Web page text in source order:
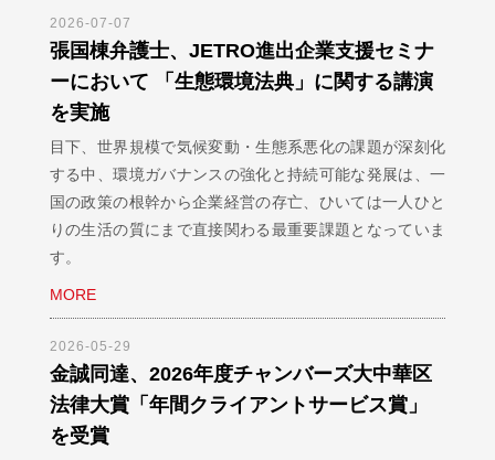
2026-07-07
張国棟弁護士、JETRO進出企業支援セミナ
ーにおいて 「生態環境法典」に関する講演
を実施
目下、世界規模で気候変動・生態系悪化の課題が深刻化
する中、環境ガバナンスの強化と持続可能な発展は、一
国の政策の根幹から企業経営の存亡、ひいては一人ひと
りの生活の質にまで直接関わる最重要課題となっていま
す。
MORE
2026-05-29
金誠同達、2026年度チャンバーズ大中華区
法律大賞「年間クライアントサービス賞」
を受賞